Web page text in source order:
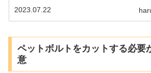
太陽光で動く、バッタを購
2023.07.22
ペットボルトをカットする必要
意